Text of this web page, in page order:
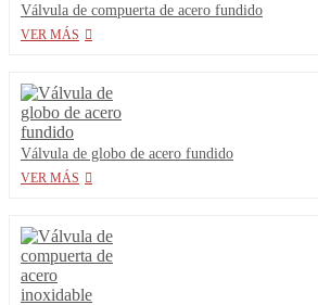
Válvula de compuerta de acero fundido
VER MÁS
Válvula de globo de acero fundido
VER MÁS